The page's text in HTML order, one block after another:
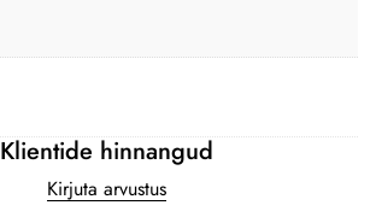
Klientide hinnangud
Kirjuta arvustus